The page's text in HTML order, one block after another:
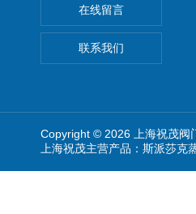
在线留言
联系我们
Copyright © 2026 上海祝茂阀
上海祝茂主营产品：斯派莎